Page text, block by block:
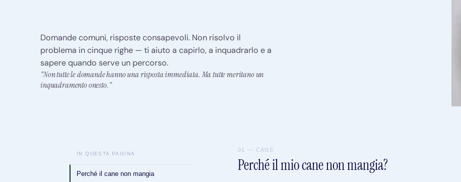
nelgatto
Domande comuni, risposte consapevoli. Non risolvo il
problema in cinque righe — ti aiuto a capirlo, a inquadrarlo e a
sapere quando serve un percorso.
"Non tutte le domande hanno una risposta immediata. Ma tutte meritano un
inquadramento onesto."
IN QUESTA PAGINA
Perché il cane non mangia
01 — CANE
Perché il mio cane non mangia?